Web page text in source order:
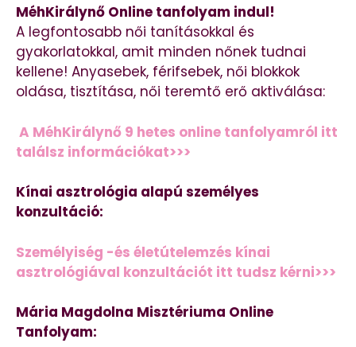
MéhKirálynő Online tanfolyam indul!
A legfontosabb női tanításokkal és
gyakorlatokkal, amit minden nőnek tudnai
kellene! Anyasebek, férifsebek, női blokkok
oldása, tisztítása, női teremtő erő aktiválása:
A MéhKirálynő 9 hetes online tanfolyamról itt
találsz információkat>>>
Kínai asztrológia alapú személyes
konzultáció:
Személyiség -és életútelemzés kínai
asztrológiával konzultációt itt tudsz kérni>>>
Mária Magdolna Misztériuma Online
Tanfolyam: